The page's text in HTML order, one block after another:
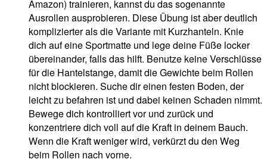
Amazon) trainieren, kannst du das sogenannte
Ausrollen ausprobieren. Diese Übung ist aber deutlich
komplizierter als die Variante mit Kurzhanteln. Knie
dich auf eine Sportmatte und lege deine Füße locker
übereinander, falls das hilft. Benutze keine Verschlüsse
für die Hantelstange, damit die Gewichte beim Rollen
nicht blockieren. Suche dir einen festen Boden, der
leicht zu befahren ist und dabei keinen Schaden nimmt.
Bewege dich kontrolliert vor und zurück und
konzentriere dich voll auf die Kraft in deinem Bauch.
Wenn die Kraft weniger wird, verkürzt du den Weg
beim Rollen nach vorne.